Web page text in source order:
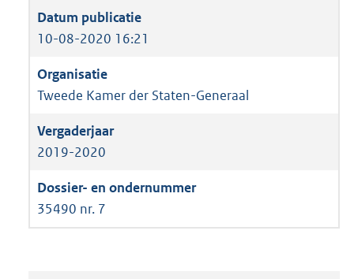
10-08-2020 16:21
Tweede Kamer der Staten-Generaal
2019-2020
35490 nr. 7